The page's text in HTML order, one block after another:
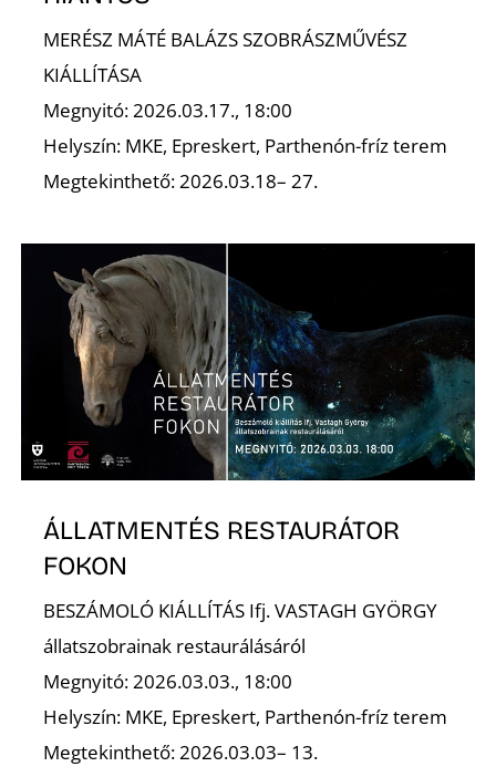
MERÉSZ MÁTÉ BALÁZS SZOBRÁSZMŰVÉSZ
KIÁLLÍTÁSA
Megnyitó: 2026.03.17., 18:00
Helyszín: MKE, Epreskert, Parthenón-fríz terem
Megtekinthető: 2026.03.18– 27.
ÁLLATMENTÉS RESTAURÁTOR
FOKON
BESZÁMOLÓ KIÁLLÍTÁS Ifj. VASTAGH GYÖRGY
állatszobrainak restaurálásáról
Megnyitó: 2026.03.03., 18:00
Helyszín: MKE, Epreskert, Parthenón-fríz terem
Megtekinthető: 2026.03.03– 13.